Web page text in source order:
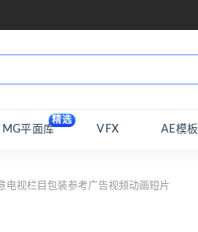
MG平面库
精选
VFX AE模板
电视栏目包装参考广告视频动画短片